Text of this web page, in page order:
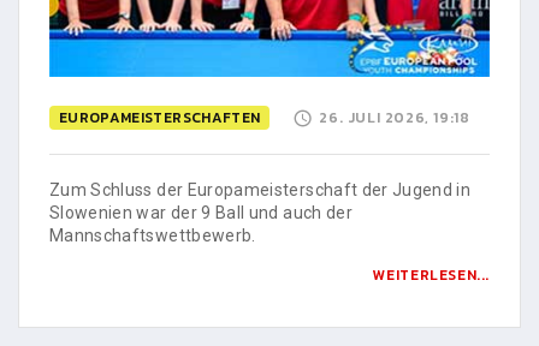
EUROPAMEISTERSCHAFTEN 26. JULI 2026, 19:18
Zum Schluss der Europameisterschaft der Jugend in
Slowenien war der 9 Ball und auch der
Mannschaftswettbewerb.
WEITERLESEN...